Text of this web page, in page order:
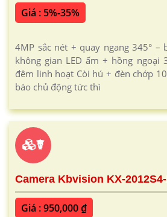
Giá : 5%-35%
4MP sắc nét + quay ngang 345° –
không gian LED ấm + hồng ngoại
đêm linh hoạt Còi hú + đèn chớp
báo chủ động tức thì
☤
Camera Kbvision KX-
Giá : 950,000 ₫